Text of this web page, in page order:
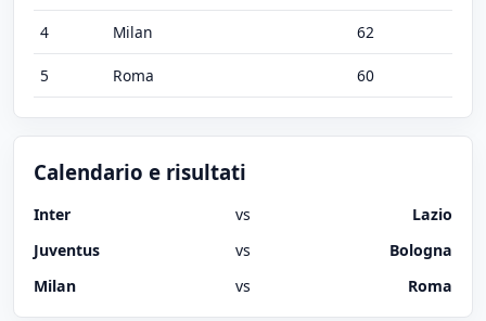
4 Milan 62
5 Roma 60
Calendario e risultati
Inter vs
Lazio
Juventus
vs
Bologna
Milan
vs Roma